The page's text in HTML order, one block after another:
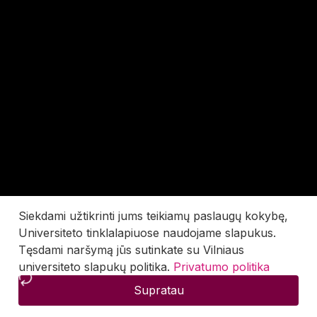
Siekdami užtikrinti jums teikiamų paslaugų kokybę,
Universiteto tinklalapiuose naudojame slapukus.
Tęsdami naršymą jūs sutinkate su Vilniaus
universiteto slapukų politika. Privatumo politika
Supratau